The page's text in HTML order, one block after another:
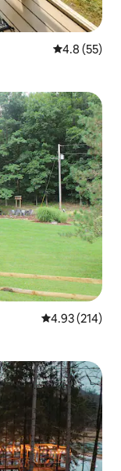
평점 4.8점(5
4.8 (55)
평점 4.93점(5
4.93 (214)